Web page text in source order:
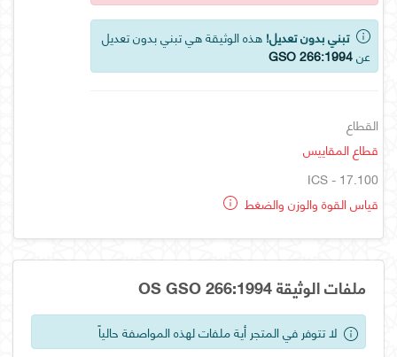
تبني بدون تعديل! هذه الوثيقة هي تبني بدون تعديل
عنGSO 266:1994
القطاع
قطاع المقاييس
ICS - 17.100
قياس القوة والوزن والضغط
ملفات الوثيقة OS GSO 266:1994
لا تتوفر في المتجر أية ملفات لهذه المواصفة حالياً